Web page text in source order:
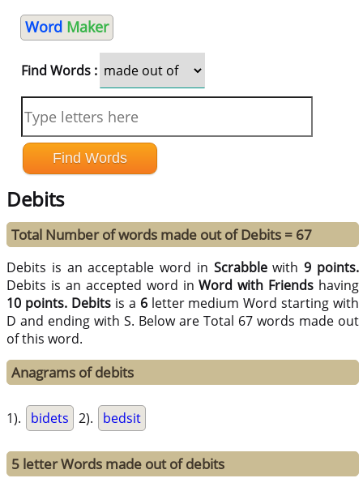
Word Maker
Find Words :
Debits
Total Number of words made out of Debits = 67
Debits is an acceptable word in Scrabblewith9 points.
Debits is an accepted word inWord with Friends having
10 points. Debitsis a 6letter medium Word starting with
D and ending with S. Below are Total 67 words made out
of this word.
Anagrams of debits
1). bidets 2). bedsit
5 letter Words made out of debits